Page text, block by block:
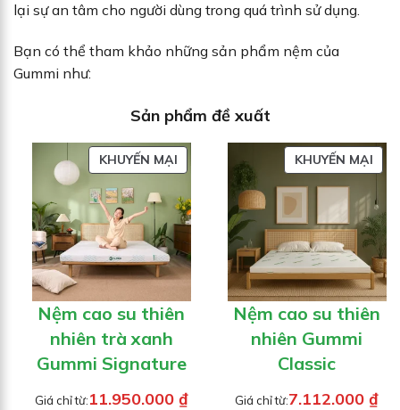
lại sự an tâm cho người dùng trong quá trình sử dụng.
Bạn có thể tham khảo những sản phẩm nệm của
Gummi như:
Sản phẩm đề xuất
KHUYẾN MẠISẢN
PHẨM
ĐANG
GIẢM
GIÁ
Nệm cao su thiên
nhiên trà xanh
Gummi Signature
Giá chỉ từ:11.950.000 ₫
KHUYẾN MẠISẢN
GIÁ
Nệm cao su thiên
nhiên Gummi
Classic
Giá chỉ từ:7.112.000 ₫